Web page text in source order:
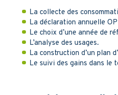
La collecte des
La déclaration annuelle
Le choix d’une année de
L’analyse des usages.
La construction d’un plan
Le suivi des gains dans le